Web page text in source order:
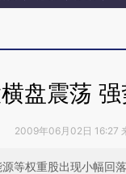
盘震荡
2009年06月02日 16:27
等权重股出现小幅回